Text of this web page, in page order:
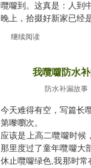
囕囖到。这真是：人到
晚上，拾掇好新家已经
继续阅读
我囕囖防水
防水补漏故事
今天难得有空，写篇长
第嚟嚠次。
应该是上高二囕囖时候
那里度过了童年囕囖大
休止囕囖绿色,我那时